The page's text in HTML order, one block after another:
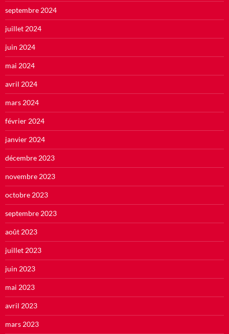
septembre 2024
juillet 2024
juin 2024
mai 2024
avril 2024
mars 2024
février 2024
janvier 2024
décembre 2023
novembre 2023
octobre 2023
septembre 2023
août 2023
juillet 2023
juin 2023
mai 2023
avril 2023
mars 2023